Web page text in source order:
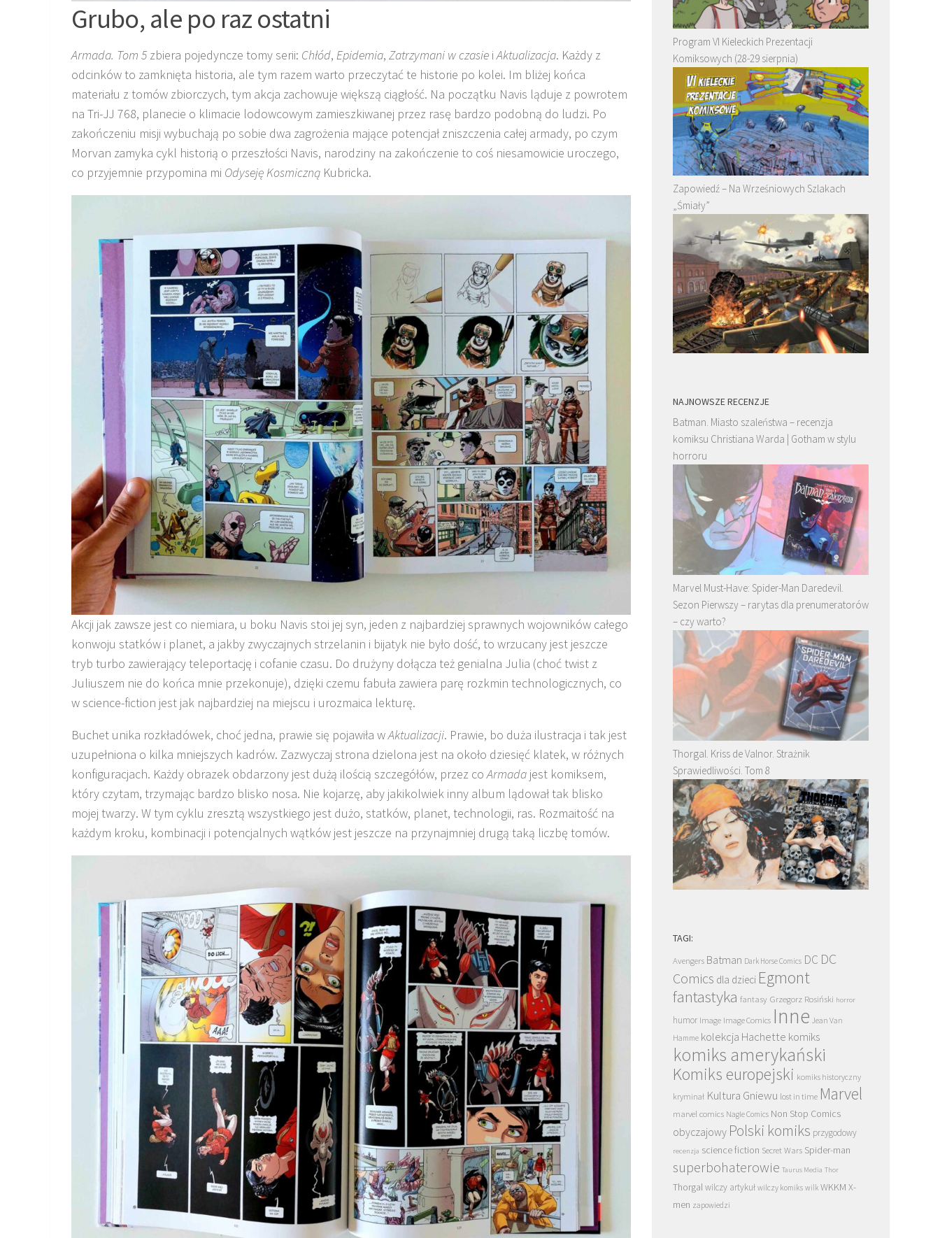
Grubo, ale po raz ostatni
Armada. Tom 5 zbiera pojedyncze tomy serii: Chłód, Epidemia, Zatrzymani w czasie iAktualizacja. Każdy z
odcinków to zamknięta historia, ale tym razem warto przeczytać te historie po kolei. Im bliżej końca
materiału z tomów zbiorczych, tym akcja zachowuje większą ciągłość. Na początku Navis ląduje z powrotem
na Tri-JJ 768, planecie o klimacie lodowcowym zamieszkiwanej przez rasę bardzo podobną do ludzi. Po
zakończeniu misji wybuchają po sobie dwa zagrożenia mające potencjał zniszczenia całej armady, po czym
Morvan zamyka cykl historią o przeszłości Navis, narodziny na zakończenie to coś niesamowicie uroczego,
co przyjemnie przypomina mi Odyseję Kosmiczną Kubricka.
Akcji jak zawsze jest co niemiara, u boku Navis stoi jej syn, jeden z najbardziej sprawnych wojowników całego
konwoju statków i planet, a jakby zwyczajnych strzelanin i bijatyk nie było dość, to wrzucany jest jeszcze
tryb turbo zawierający teleportację i cofanie czasu. Do drużyny dołącza też genialna Julia (choć twist z
Juliuszem nie do końca mnie przekonuje), dzięki czemu fabuła zawiera parę rozkmin technologicznych, co
w science-fiction jest jak najbardziej na miejscu i urozmaica lekturę.
Buchet unika rozkładówek, choć jedna, prawie się pojawiła wAktualizacji. Prawie, bo duża ilustracja i tak jest
uzupełniona o kilka mniejszych kadrów. Zazwyczaj strona dzielona jest na około dziesięć klatek, w różnych
konfiguracjach. Każdy obrazek obdarzony jest dużą ilością szczegółów, przez coArmada jest komiksem,
który czytam, trzymając bardzo blisko nosa. Nie kojarzę, aby jakikolwiek inny album lądował tak blisko
mojej twarzy. W tym cyklu zresztą wszystkiego jest dużo, statków, planet, technologii, ras. Rozmaitość na
każdym kroku, kombinacji i potencjalnych wątków jest jeszcze na przynajmniej drugą taką liczbę tomów.
Program VI Kieleckich Prezentacji
Komiksowych (28-29 sierpnia)
Zapowiedź – Na Wrześniowych Szlakach
„Śmiały”
NAJNOWSZE RECENZJE
Batman. Miasto szaleństwa – recenzja
komiksu Christiana Warda | Gotham w stylu
horroru
Marvel Must-Have: Spider-Man Daredevil.
Sezon Pierwszy – rarytas dla prenumeratorów
– czy warto?
Thorgal. Kriss de Valnor. Strażnik
Sprawiedliwości. Tom 8
TAGI:
Avengers Batman Dark Horse Comics DC DC
Comics dla dzieci Egmont
fantastyka fantasy Grzegorz Rosiński horror
humor Image Image Comics Inne Jean Van
Hamme kolekcja Hachette komiks
komiks amerykański
Komiks europejski komiks historyczny
kryminał Kultura Gniewu lost in time Marvel
marvel comics Nagle Comics Non Stop Comics
obyczajowy Polski komiks przygodowy
recenzja science fiction Secret Wars Spider-man
superbohaterowie Taurus Media Thor
Thorgalwilczy artykuł wilczy komiks wilk WKKM X-
men zapowiedzi